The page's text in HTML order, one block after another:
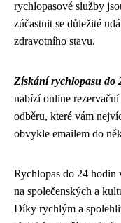
rychlopasové služby
zúčastnit se důležité
zdravotního stavu.
Získání rychlopasu do
nabízí online
odběru, které vám
obvykle emailem do
Rychlopas do 24 hodin
na společenských a
Díky rychlým a